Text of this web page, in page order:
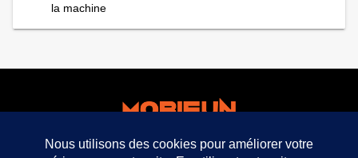
la machine
facebook twitter